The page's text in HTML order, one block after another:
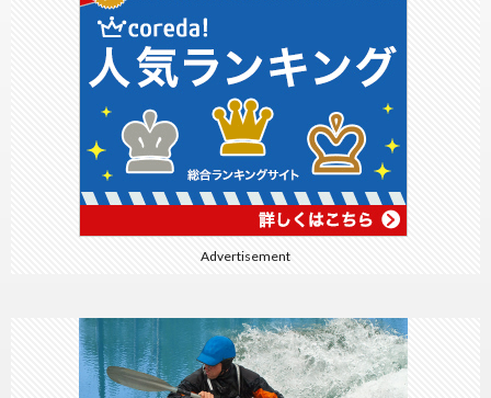
Advertisement